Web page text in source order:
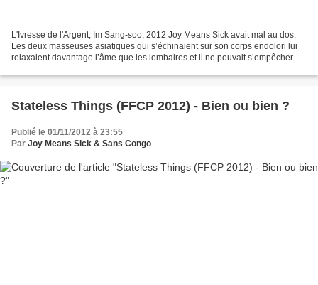
L'Ivresse de l'Argent, Im Sang-soo, 2012 Joy Means Sick avait mal au dos.
Les deux masseuses asiatiques qui s’échinaient sur son corps endolori lui
relaxaient davantage l’âme que les lombaires et il ne pouvait s’empêcher de
Stateless Things (FFCP 2012) - Bien ou bien ?
Publié le 01/11/2012 à 23:55
Par Joy Means Sick & Sans Congo